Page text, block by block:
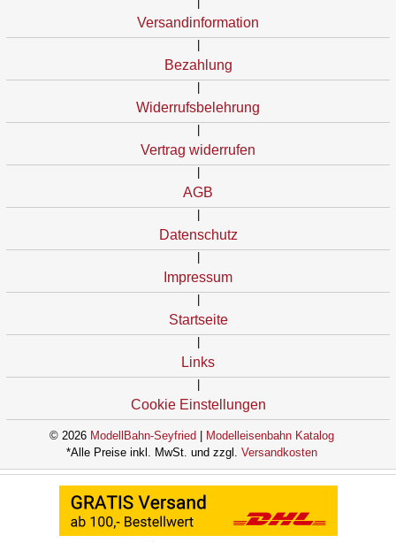
Versandinformation
Bezahlung
Widerrufsbelehrung
Vertrag widerrufen
AGB
Datenschutz
Impressum
Startseite
Links
Cookie Einstellungen
© 2026 ModellBahn-Seyfried
Modelleisenbahn Katalog
*Alle Preise inkl. MwSt. und zzgl. Versandkosten